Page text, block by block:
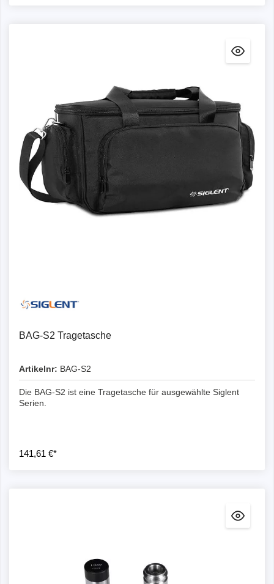
BAG-S2 Tragetasche
Artikelnr: BAG-S2
Die BAG-S2 ist eine Tragetasche für ausgewählte Siglent
Serien.
141,61 €*